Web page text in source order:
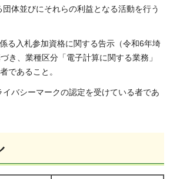
体並びにそれらの利益となる活動を行う
る入札参加資格に関する告示（令和6年埼
き、業種区分「電子計算に関する業務」
であること。
イバシーマークの認定を受けている者であ